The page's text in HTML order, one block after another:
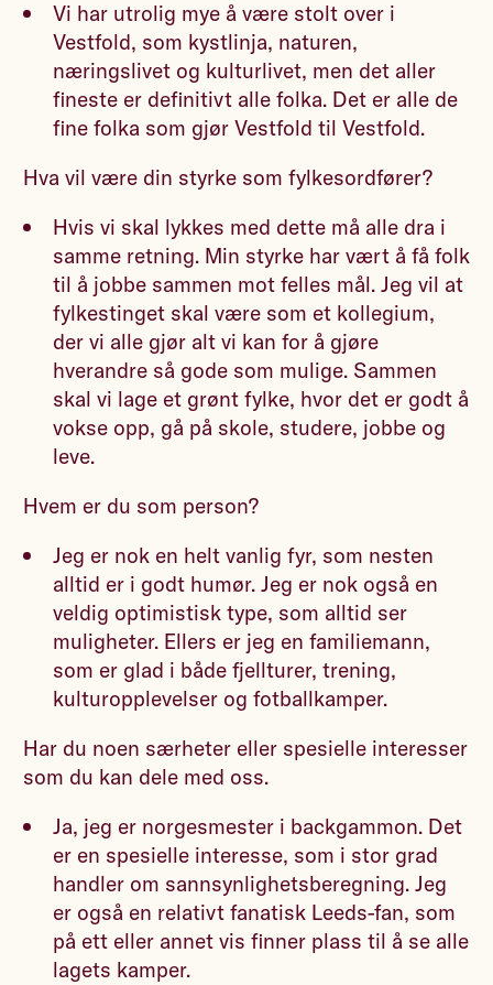
Vi har utrolig mye å være stolt over i
Vestfold, som kystlinja, naturen,
næringslivet og kulturlivet, men det aller
fineste er definitivt alle folka. Det er alle de
fine folka som gjør Vestfold til Vestfold.
Hva vil være din styrke som fylkesordfører?
Hvis vi skal lykkes med dette må alle dra i
samme retning. Min styrke har vært å få folk
til å jobbe sammen mot felles mål. Jeg vil at
fylkestinget skal være som et kollegium,
der vi alle gjør alt vi kan for å gjøre
hverandre så gode som mulige. Sammen
skal vi lage et grønt fylke, hvor det er godt å
vokse opp, gå på skole, studere, jobbe og
leve.
Hvem er du som person?
Jeg er nok en helt vanlig fyr, som nesten
alltid er i godt humør. Jeg er nok også en
veldig optimistisk type, som alltid ser
muligheter. Ellers er jeg en familiemann,
som er glad i både fjellturer, trening,
kulturopplevelser og fotballkamper.
Har du noen særheter eller spesielle interesser
som du kan dele med oss.
Ja, jeg er norgesmester i backgammon. Det
er en spesielle interesse, som i stor grad
handler om sannsynlighetsberegning. Jeg
er også en relativt fanatisk Leeds-fan, som
på ett eller annet vis finner plass til å se alle
lagets kamper.